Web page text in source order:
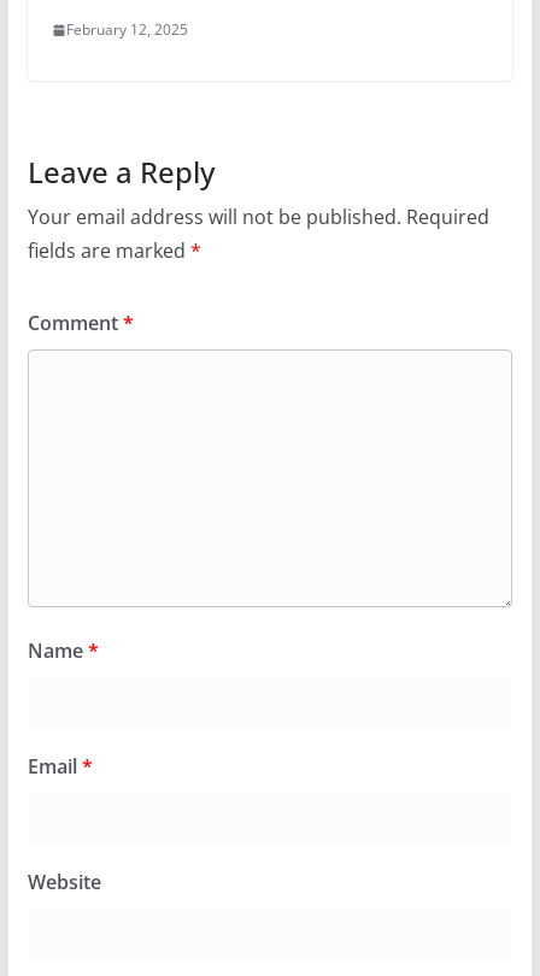
February 12, 2025
Leave a Reply
Your email address will not be published. Required
fields are marked *
Comment*
Name*
Email*
Website